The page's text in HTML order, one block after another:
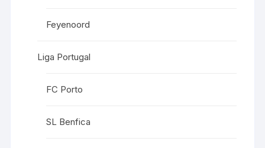
Feyenoord
Liga Portugal
FC Porto
SL Benfica